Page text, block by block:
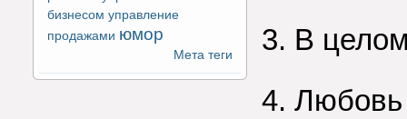
бизнесом управление
продажами юмор
Мета теги
3. В
4.